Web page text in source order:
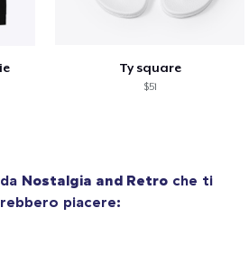
Ty square
$51
Nostalgia and Retro che ti
piacere: